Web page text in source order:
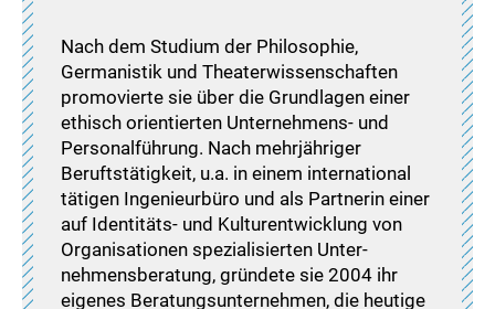
Nach dem Studium der Philosophie,
Germanistik und Theaterwissenschaften
promovierte sie über die Grundlagen einer
ethisch orientierten Unternehmens- und
Personalführung. Nach mehrjähriger
Beruftstätigkeit, u.a. in einem international
tätigen Ingenieurbüro und als Partnerin einer
auf Identitäts- und Kulturentwicklung von
Organisationen spezialisierten Unter­
nehmensberatung, gründete sie 2004 ihr
eigenes Beratungsunternehmen, die heutige